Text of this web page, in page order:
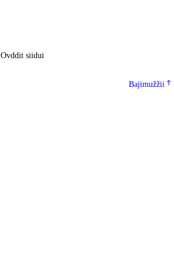
Ovddit siidui
Bajimužžii